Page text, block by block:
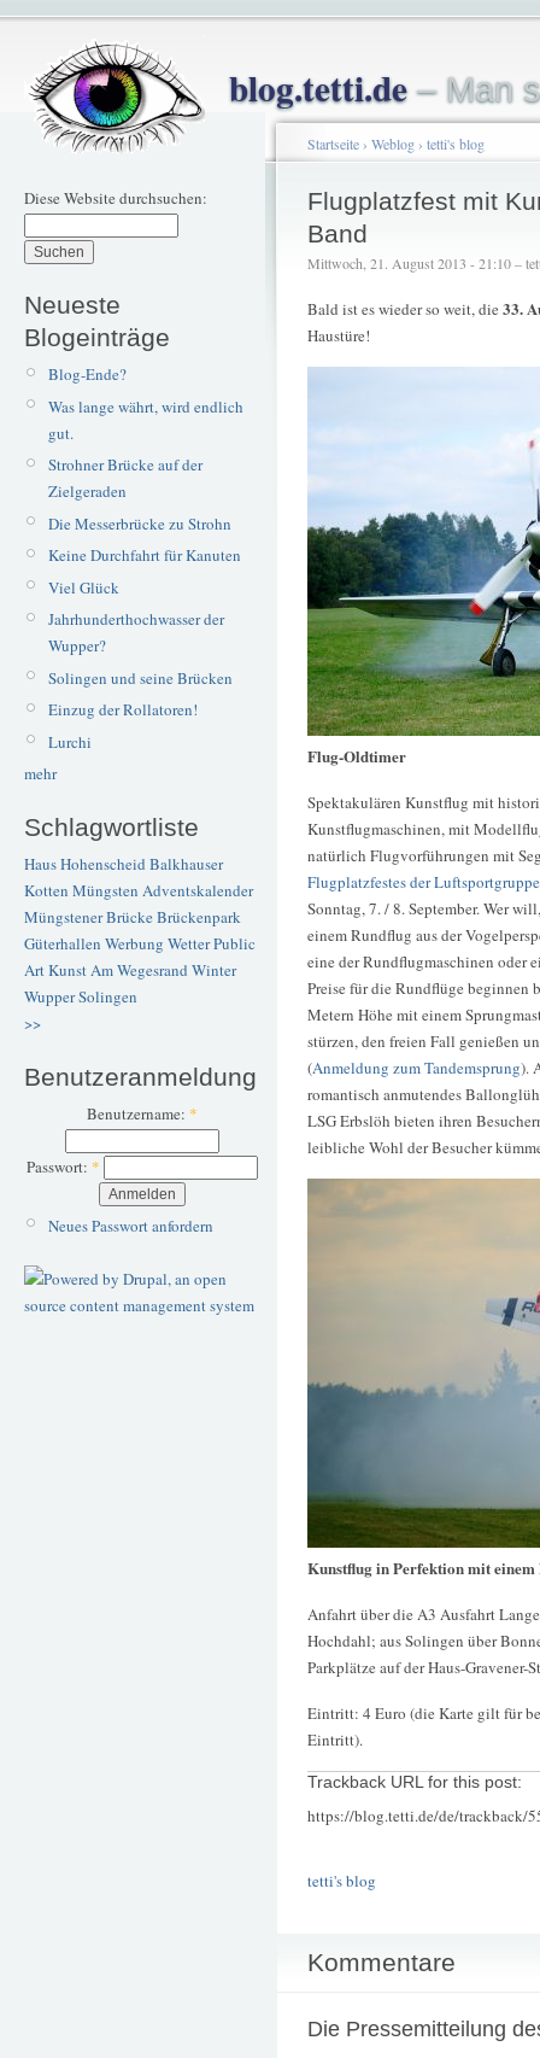
blog.tetti.de– Man
Diese Website durchsuchen:
Neueste
Blogeinträge
Blog-Ende?
Was lange währt, wird endlich
gut.
Strohner Brücke auf der
Zielgeraden
Die Messerbrücke zu Strohn
Keine Durchfahrt für Kanuten
Viel Glück
Jahrhunderthochwasser der
Wupper?
Solingen und seine Brücken
Einzug der Rollatoren!
Lurchi
mehr
Schlagwortliste
Haus Hohenscheid Balkhauser
Kotten Müngsten Adventskalender
Müngstener BrückeBrückenpark
Güterhallen Werbung WetterPublic
ArtKunstAm Wegesrand Winter
WupperSolingen
>>
Benutzeranmeldung
Benutzername: *
Passwort: *
Neues Passwort anfordern
Startseite› Weblog› tetti's blog
Flugplatzfest mit
Band
Mittwoch, 21. August 2013 - 21:10 –
Bald ist es wieder so weit, die 33.
Haustüre!
Flug-Oldtimer
Spektakulären Kunstflug mit
Kunstflugmaschinen, mit
natürlich Flugvorführungen mit
Flugplatzfestes der
Sonntag, 7. / 8. September. Wer
einem Rundflug aus der
eine der Rundflugmaschinen oder
Preise für die Rundflüge
Metern Höhe mit einem
stürzen, den freien Fall genießen
(Anmeldung zum Tandemsprung).
romantisch anmutendes
LSG Erbslöh bieten ihren
leibliche Wohl der Besucher
Kunstflug in Perfektion mit
Anfahrt über die A3 Ausfahrt
Hochdahl; aus Solingen über
Parkplätze auf der Haus-
Eintritt: 4 Euro (die Karte gilt für
Eintritt).
Trackback URL for this post:
https://blog.tetti.de/de/trackback/
tetti's blog
Kommentare
Die Pressemitteilung